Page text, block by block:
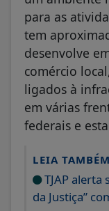
para as
tem
desenvolve
comércio
ligados à
em várias
federais e
LEIA
TJAP alerta
da Justiça”